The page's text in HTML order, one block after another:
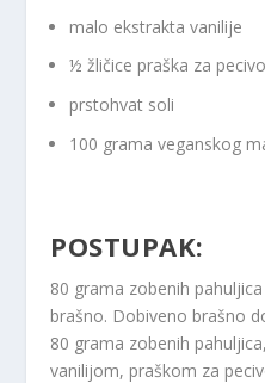
malo ekstrakta vanilije
½ žličice praška za pecivo
prstohvat soli
100 grama veganskog
POSTUPAK:
80 grama zobenih
brašno. Dobiveno brašno
80 grama zobenih
vanilijom, praškom za